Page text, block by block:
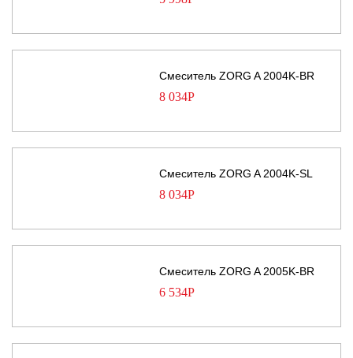
Смеситель ZORG A 2004K-BR
8 034Р
Смеситель ZORG A 2004K-SL
8 034Р
Смеситель ZORG A 2005K-BR
6 534Р